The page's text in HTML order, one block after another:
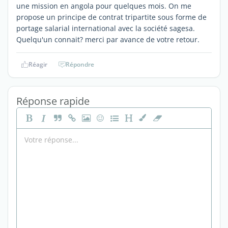
une mission en angola pour quelques mois. On me
propose un principe de contrat tripartite sous forme de
portage salarial international avec la société sagesa.
Quelqu'un connait? merci par avance de votre retour.
Réagir Répondre
Réponse rapide